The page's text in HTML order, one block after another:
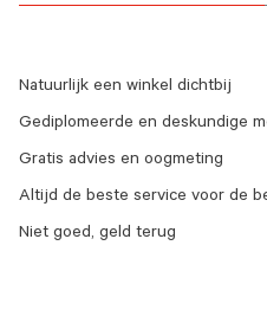
Natuurlijk een winkel dichtbij
Gediplomeerde en deskundige
Gratis advies en oogmeting
Altijd de beste service voor de
Niet goed, geld terug